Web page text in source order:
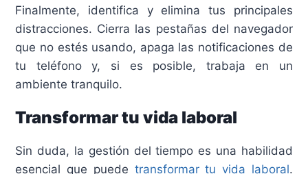
Finalmente, identifica y elimina tus principales
distracciones. Cierra las pestañas del navegador
que no estés usando, apaga las notificaciones de
tu teléfono y, si es posible, trabaja en un
ambiente tranquilo.
Transformar tu vida laboral
Sin duda, la gestión del tiempo es una habilidad
esencial que puede transformar tu vida laboral.